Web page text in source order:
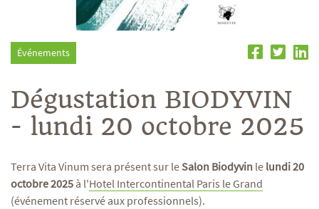
Événements
Dégustation BIODYVIN
- lundi 20 octobre 2025
Terra Vita Vinum sera présent sur leSalon Biodyvin le lundi 20
octobre 2025 à l'Hotel Intercontinental Paris le Grand
(événement réservé aux professionnels).